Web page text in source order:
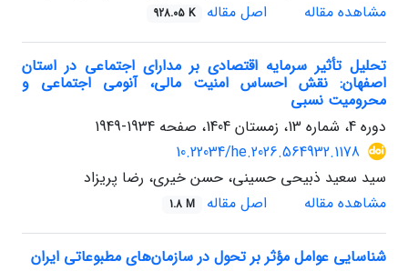
مشاهده مقاله
اصل مقاله 928.05 K
تحلیل تأثیر سرمایه اقتصادی بر مدارای اجتماعی در استان
اصفهان: نقش احساس امنیت مالی، آنومی اجتماعی و
محرومیت نسبی
دوره 4، شماره 13، زمستان 1404، صفحه
1934-1949
10.22034/he.2026.564932.1178
سید سعید ذبیحی حسینی، حسن خیری، رضا پریزاد
مشاهده مقاله
اصل مقاله 1.8 M
شناسایی عوامل مؤثر بر تحول در سازمان‌های مطبوعاتی ایران